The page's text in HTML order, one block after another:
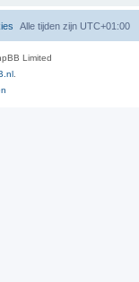
Alle tijden zijn UTC+01:00
Limited